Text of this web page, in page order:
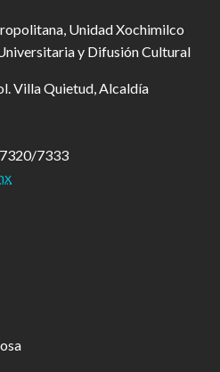
Unidad Xochimilco
y Difusión Cultural
Villa Quietud, Alcaldía
7333